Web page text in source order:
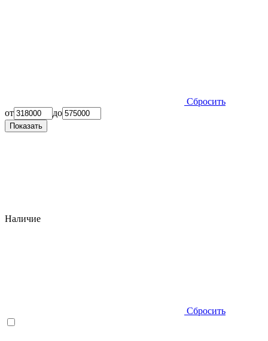
Сбросить
от
до
Показать
Наличие
Сбросить